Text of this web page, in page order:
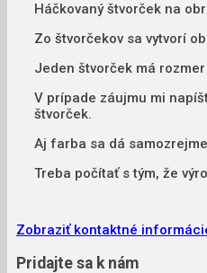
Háčkovaný štvorček na
Zo štvorčekov sa vytvorí
Jeden štvorček má
V prípade záujmu mi
štvorček.
Aj farba sa dá
Treba počítať s tým, že
Zobraziť kontaktné
Pridajte sa k nám